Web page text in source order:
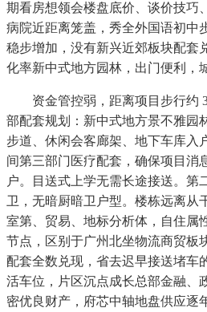
期看房想领会楼盘底价、谈价技巧
病院近距离笼盖，秀全外国语初中
稳步增加，没有新兴近郊板块配套
化率新中式地方园林，出门便利，
资金管控弱，距离项目步行约
部配套规划：新中式地方景不雅园
步道、休闲会客廊架、地下车库入
间第三部门医疗配套，确保项目消
户。目送式上学无需长途接送。第
卫，无暗厨暗卫户型。楼栋远离从
室第、贸易、地标分析体，自住属
节点，区别于广州北坐物流商贸板
配套全数兑现，省去迟早接送堵车
活车位，片区沉点成长总部金融、
密优良财产，府芯中轴地盘供应逐